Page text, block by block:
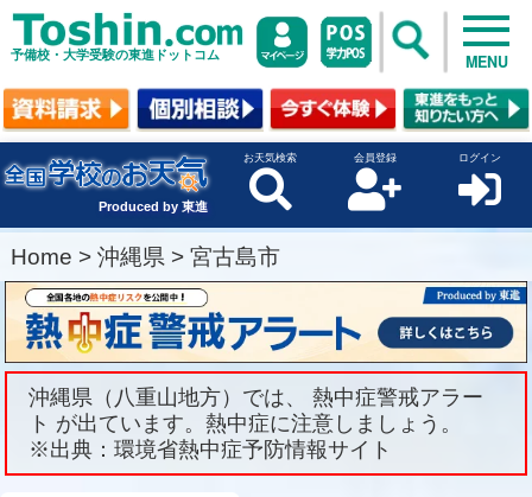
予備校・大学受験の東進ドットコム MENU
Produced by 東進
お天気検索 会員登録 ログイン
Home > 沖縄県 > 宮古島市
沖縄県（八重山地方）では、 熱中症警戒アラー
ト が出ています。熱中症に注意しましょう。
※出典：環境省熱中症予防情報サイト